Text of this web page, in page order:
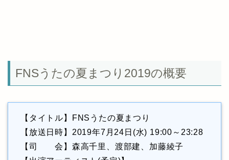
FNSうたの夏まつり2019の概要
【タイトル】FNSうたの夏まつり
【放送日時】2019年7月24日(水) 19:00～23:28
【司 会】森高千里、渡部建、加藤綾子